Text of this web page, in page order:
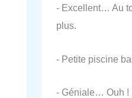
- Excellent… Au
plus.
- Petite piscine
- Géniale… Ouh !